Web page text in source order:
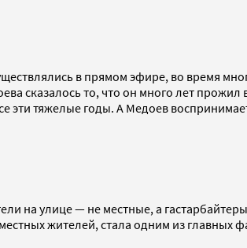
в прямом эфире, во время
сказалось то, что он много лет прожил
эти тяжелые годы. А Медоев
на улице — не местные, а
жителей, стала одним из главных